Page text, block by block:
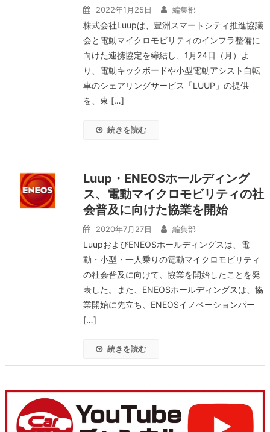
2022年1月25日 編集部
株式会社Luupは、豊洲スマートシティ推進協議
会と電動マイクロモビリティのインフラ整備に
向けた連携協定を締結し、1月24日（月）よ
り、電動キックボードや小型電動アシスト自転
車のシェアリングサービス「LUUP」の提供
を、東 […]
続きを読む
Luup・ENEOSホールディング
ス、電動マイクロモビリティの社
会普及に向けた協業を開始
2020年7月27日 編集部
LuupおよびENEOSホールディングスは、電
動・小型・一人乗りの電動マイクロモビリティ
の社会普及に向けて、協業を開始したことを発
表した。また、ENEOSホールディングスは、協
業開始に先立ち、ENEOSイノベーションパー
[…]
続きを読む